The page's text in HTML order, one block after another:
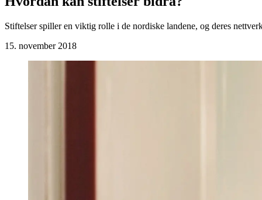
Stiftelser spiller en viktig rolle i de nordiske landene, og deres
15. november 2018